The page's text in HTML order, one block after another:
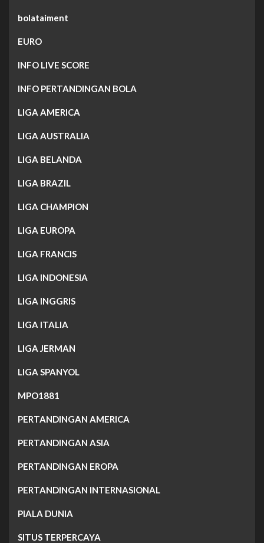
bolataiment
EURO
INFO LIVE SCORE
INFO PERTANDINGAN BOLA
LIGA AMERICA
LIGA AUSTRALIA
LIGA BELANDA
LIGA BRAZIL
LIGA CHAMPION
LIGA EUROPA
LIGA FRANCIS
LIGA INDONESIA
LIGA INGGRIS
LIGA ITALIA
LIGA JERMAN
LIGA SPANYOL
MPO1881
PERTANDINGAN AMERICA
PERTANDINGAN ASIA
PERTANDINGAN EROPA
PERTANDINGAN INTERNASIONAL
PIALA DUNIA
SITUS TERPERCAYA